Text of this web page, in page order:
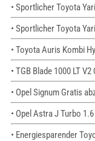
• Sportlicher Toyota
• Sportlicher Toyota
• Toyota Auris Kombi
• TGB Blade 1000 LT
• Opel Signum Gratis
• Opel Astra J Turbo
• Energiesparender